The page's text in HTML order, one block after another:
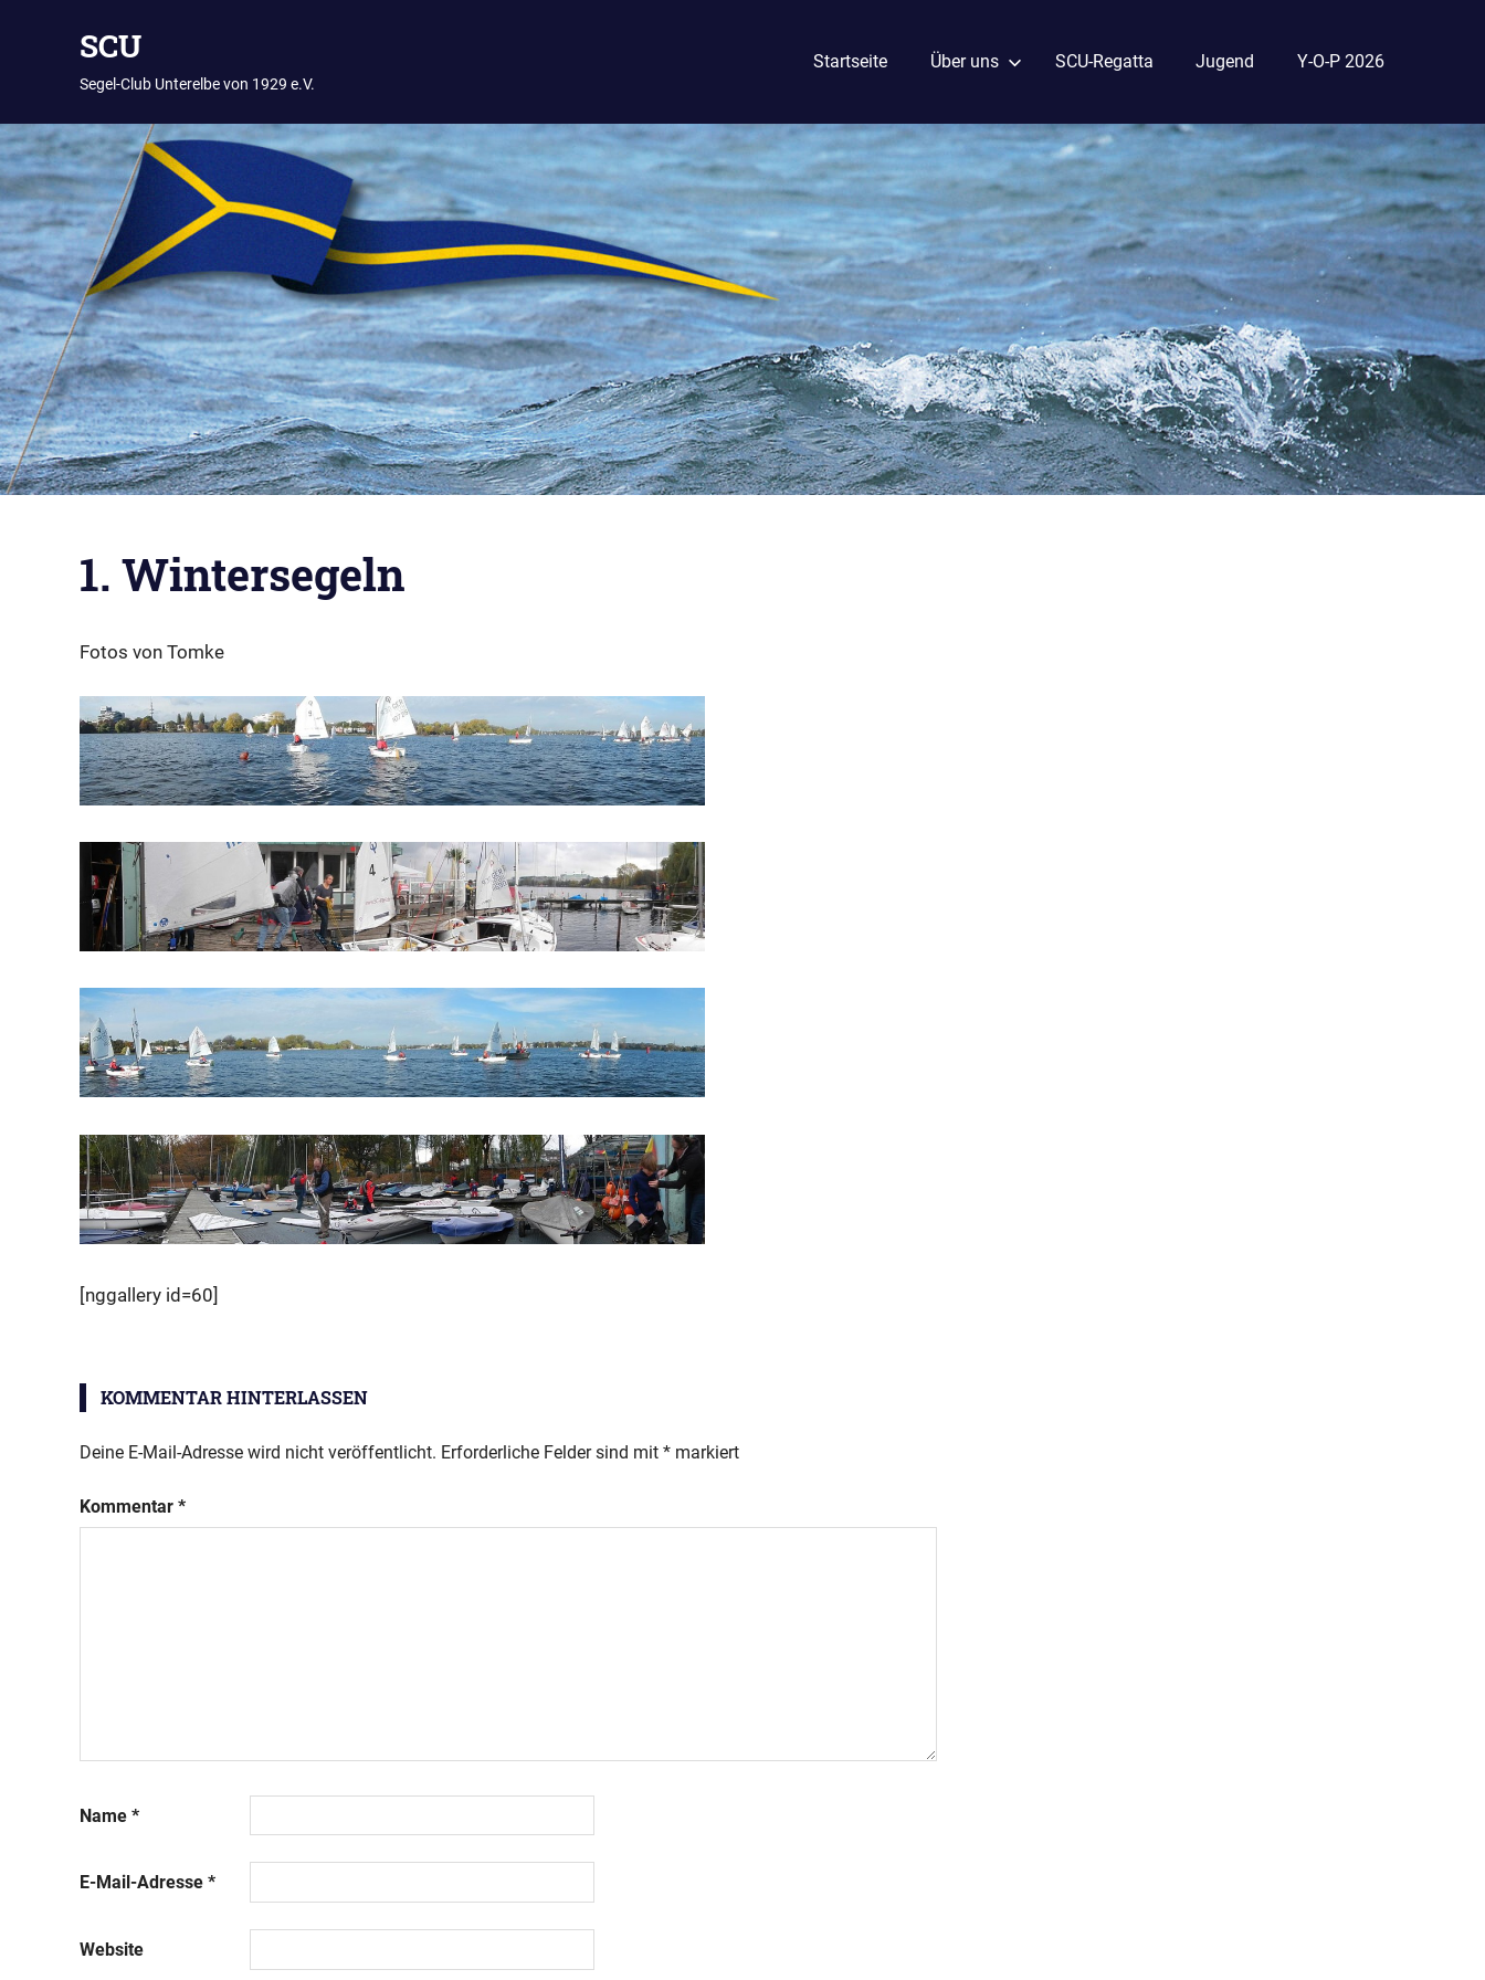
SCU
Segel-Club Unterelbe von 1929 e.V.
Startseite Über uns SCU-Regatta Jugend Y-O-P 2026
1. Wintersegeln
Fotos von Tomke
[nggallery id=60]
KOMMENTAR HINTERLASSEN
Deine E-Mail-Adresse wird nicht veröffentlicht. Erforderliche Felder sind mit * markiert
Kommentar *
Name *
E-Mail-Adresse *
Website